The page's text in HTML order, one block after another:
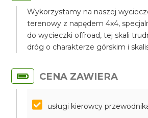
Wykorzystamy na naszej
terenowy z napędem 4x4,
do wycieczki offroad, tej skali
dróg o charakterze górskim i
CENA ZAWIERA
usługi kierowcy